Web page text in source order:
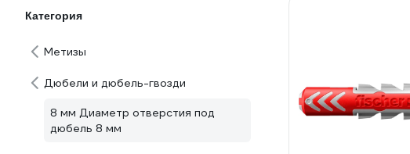
Категория
Метизы
Дюбели и дюбель-гвозди
8 мм Диаметр отверстия под
дюбель 8 мм